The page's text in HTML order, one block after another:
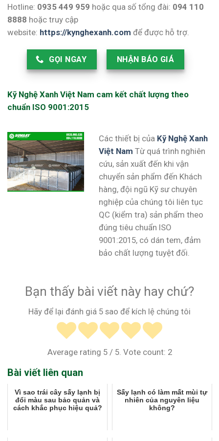
Hotline: 0935 449 959 hoặc qua số tổng đài: 094 110
8888 hoặc truy cập
website: https://kynghexanh.com để được hỗ trợ.
GỌI NGAY NHẬN BÁO GIÁ
Kỹ Nghệ Xanh Việt Nam cam kết chất lượng theo
chuẩn ISO 9001:2015
Các thiết bị của Kỹ Nghệ Xanh
Việt Nam Từ quá trình nghiên
cứu, sản xuất đến khi vận
chuyển sản phẩm đến Khách
hàng, đội ngũ Kỹ sư chuyên
nghiệp của chúng tôi liên tục
QC (kiểm tra) sản phẩm theo
đúng tiêu chuẩn ISO
9001:2015, có dán tem, đảm
bảo chất lượng tuyệt đối.
Bạn thấy bài viết này hay chứ?
Hãy để lại đánh giá 5 sao để kích lệ chúng tôi
Average rating 5/ 5. Vote count: 2
Bài viết liên quan
Vì sao trái cây sấy lạnh bị
đổi màu sau bảo quản và
cách khắc phục hiệu quả?
Sấy lạnh có làm mất mùi tự
nhiên của nguyên liệu
không?